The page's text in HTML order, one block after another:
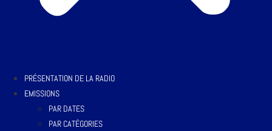
PRÉSENTATION DE LA RADIO
EMISSIONS
PAR DATES
PAR CATÉGORIES